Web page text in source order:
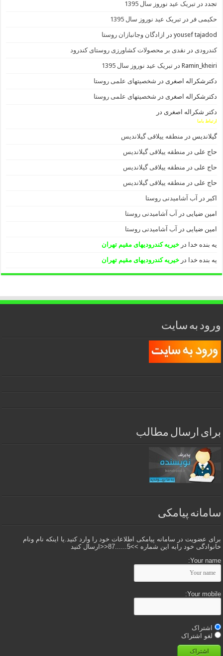
تجدد درتبریک عید نوروز سال 1395
حکیمی فر درتبریک عید نوروز سال 1395
yousef tajadod در ازادگان وجانبازان روستا
کندرودی در نقدی بر محصولات کشاورزی روستای کندرود
Ramin_kheiri درتبریک عید نوروز سال 1395
دکترشکراله اصغری در شخصیتهای علمی روستا
دکترشکراله اصغری در شخصیتهای علمی روستا
دکتر شکراله اصغری در
ارتباط باما
گیلاندیس در منطقه ییلاقی گیلاندیس
حاج علی در منطقه ییلاقی گیلاندیس
حاج علی در منطقه ییلاقی گیلاندیس
حاج علی در منطقه ییلاقی گیلاندیس
اکبر در آب آشامیدنی روستا
امین ضیایی در آب آشامیدنی روستا
امین ضیایی در آب آشامیدنی روستا
یه بنده خدا درخیریه کندرودیهای مقیم تهران
یه بنده خدا درخیریه کندرودیهای مقیم تهران
ورود به سایت
برای ارسال مطالب
سامانه پیامکی
برای عضویت در سامانه پیامکی اطلاعات خود را وارد کنید.یا اینکه نام ونام
خانوادگی خود رابه این شماره >>5......87<<ارسال کنید
Your name:
Your mobile:
اشتراک
لغو اشتراک
اشتراک